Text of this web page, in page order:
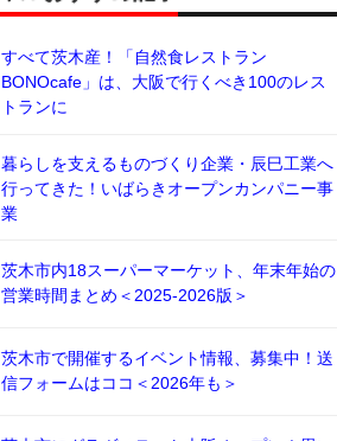
すべて茨木産！「自然食レストラン
BONOcafe」は、大阪で行くべき100のレス
トランに
暮らしを支えるものづくり企業・辰巳工業へ
行ってきた！いばらきオープンカンパニー事
業
茨木市内18スーパーマーケット、年末年始の
営業時間まとめ＜2025-2026版＞
茨木市で開催するイベント情報、募集中！送
信フォームはココ＜2026年も＞